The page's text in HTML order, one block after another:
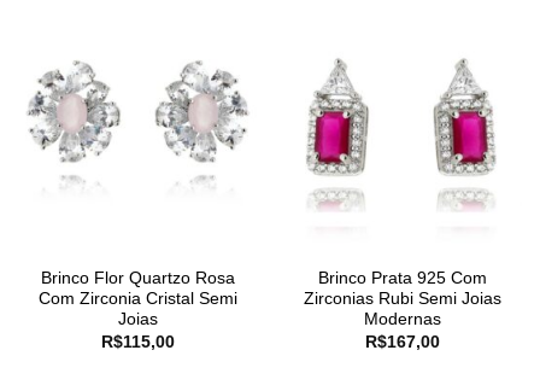
Brinco Flor Quartzo Rosa
Com Zirconia Cristal Semi
Joias
R$115,00
Brinco Prata 925 Com
Zirconias Rubi Semi Joias
Modernas
R$167,00